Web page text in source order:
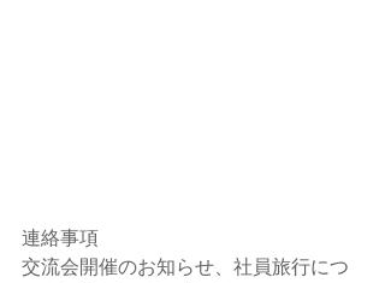
連絡事項
交流会開催のお知らせ、社員旅行につ